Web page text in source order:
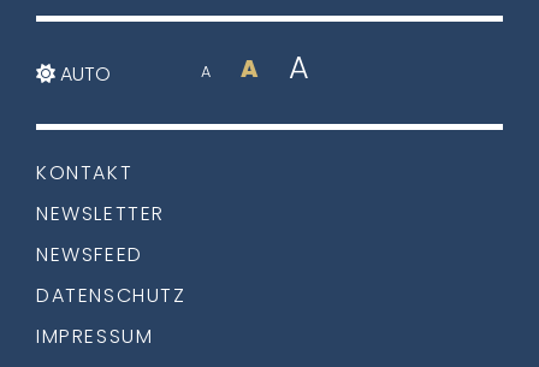
AUTO A A A
KONTAKT
NEWSLETTER
NEWSFEED
DATENSCHUTZ
IMPRESSUM